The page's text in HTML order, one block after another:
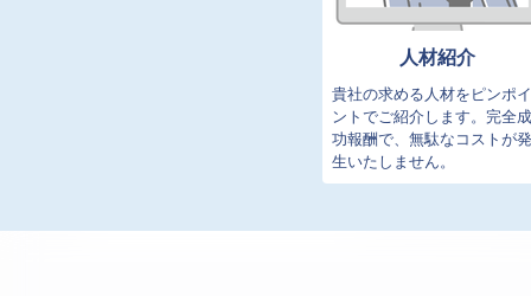
人材紹介
貴社の求める人材をピンポイ
ントでご紹介します。完全成
功報酬で、無駄なコストが発
生いたしません。